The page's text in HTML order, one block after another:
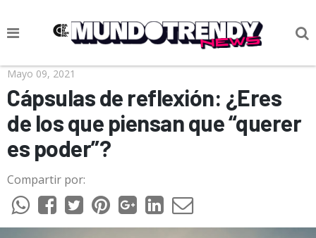
NOTICIAS
CULTURA POP
CIENCIA Y TECNOLOGÍA
VIDA
SOCIEDAD
CULTURIZANDO.COM
Mayo 09, 2021
Cápsulas de reflexión: ¿Eres
de los que piensan que “querer
es poder”?
Compartir por: